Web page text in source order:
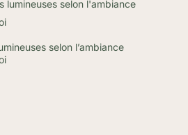
selon l’ambiance